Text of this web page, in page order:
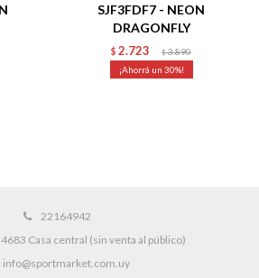
SJF3FDF7 - NEON
DRAGONFLY
$ 2.723 $ 3.890
30
22164942
Casa central (sin venta al público)
info@sportmarket.com.uy